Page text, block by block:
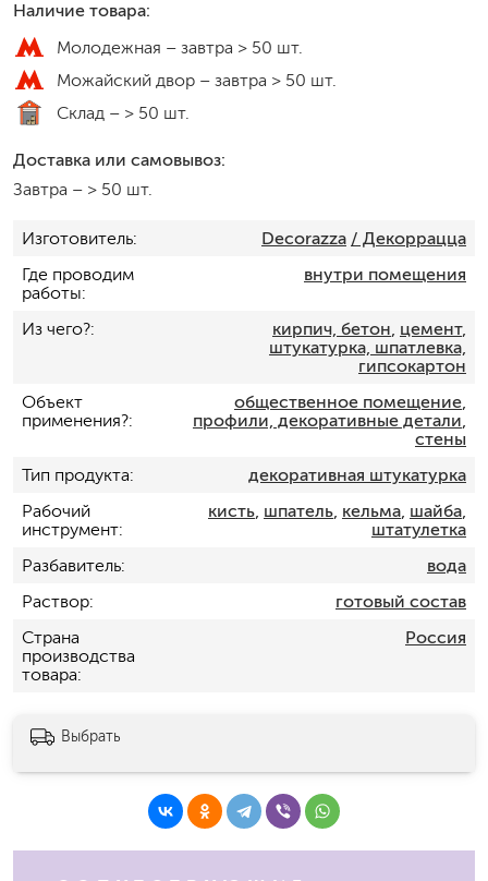
Наличие товара:
Молодежная – завтра > 50 шт.
Можайский двор – завтра > 50 шт.
Склад – > 50 шт.
Доставка или самовывоз:
Завтра – > 50 шт.
Изготовитель Decorazza / Декоррацца
Где проводим
работы
внутри помещения
Из чего? кирпич, бетон цемент,
штукатурка, шпатлевка,
гипсокартон
Объект
применения?
общественное помещение,
профили, декоративные детали
стены
Тип продукта
декоративная штукатурка
Рабочий
инструмент
кисть, шпатель, кельма, шайба,
штатулетка
Разбавитель
вода
Раствор
готовый состав
Страна
производства
товара
Россия
Выбрать